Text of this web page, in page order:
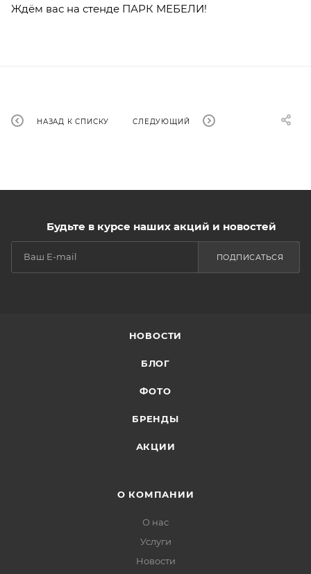
Ждём вас на стенде ПАРК МЕБЕЛИ!
НАЗАД К СПИСКУ СЛЕДУЮЩИЙ
Будьте в курсе наших акций и новостей
ПОДПИСАТЬСЯ
НОВОСТИ
БЛОГ
ФОТО
БРЕНДЫ
АКЦИИ
О КОМПАНИИ
О нас
Услуги
Новости